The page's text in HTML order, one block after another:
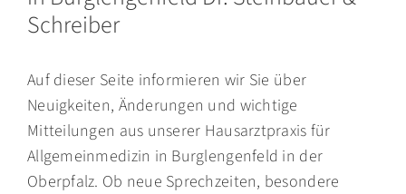
Schreiber
Auf dieser Seite informieren wir Sie über
Neuigkeiten, Änderungen und wichtige
Mitteilungen aus unserer Hausarztpraxis für
Allgemeinmedizin in Burglengenfeld in der
Oberpfalz. Ob neue Sprechzeiten, besondere